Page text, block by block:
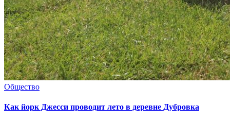
Общество
Как йорк Джесси проводит лето в деревне Дубровка